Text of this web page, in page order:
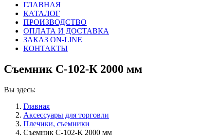
ГЛАВНАЯ
КАТАЛОГ
ПРОИЗВОДСТВО
ОПЛАТА И ДОСТАВКА
ЗАКАЗ ON-LINE
КОНТАКТЫ
Съемник С-102-К 2000 мм
Вы здесь:
Главная
Аксессуары для торговли
Плечики, съемники
Съемник С-102-К 2000 мм